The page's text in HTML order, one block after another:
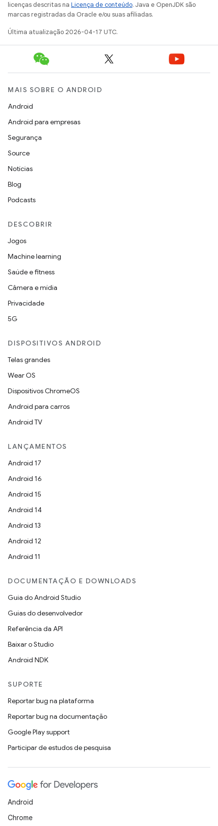
licenças descritas na Licença de conteúdo. Java e OpenJDK são
marcas registradas da Oracle e/ou suas afiliadas.
Última atualização 2026-04-17 UTC.
MAIS SOBRE O ANDROID
Android
Android para empresas
Segurança
Source
Notícias
Blog
Podcasts
DESCOBRIR
Jogos
Machine learning
Saúde e fitness
Câmera e mídia
Privacidade
5G
DISPOSITIVOS ANDROID
Telas grandes
Wear OS
Dispositivos ChromeOS
Android para carros
Android TV
LANÇAMENTOS
Android 17
Android 16
Android 15
Android 14
Android 13
Android 12
Android 11
DOCUMENTAÇÃO E DOWNLOADS
Guia do Android Studio
Guias do desenvolvedor
Referência da API
Baixar o Studio
Android NDK
SUPORTE
Reportar bug na plataforma
Reportar bug na documentação
Google Play support
Participar de estudos de pesquisa
Android
Chrome